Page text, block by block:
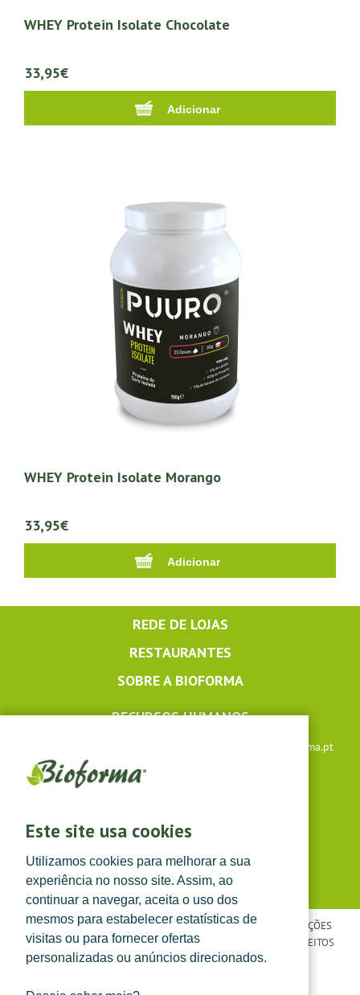
Este site usa cookies
Utilizamos cookies para melhorar a sua
experiência no nosso site. Assim, ao
continuar a navegar, aceita o uso dos
mesmos para estabelecer estatísticas de
visitas ou para fornecer ofertas
personalizadas ou anúncios direcionados.
WHEY Protein Isolate Chocolate
33,95€
WHEY Protein Isolate Morango
33,95€
REDE DE LOJAS
RESTAURANTES
SOBRE A BIOFORMA
RECURSOS HUMANOS
lojaonline@bioforma.pt
(dias úteis das 8h30 às 13h e das 14h às 17h30)
POLÍTICA DE PRIVACIDADE|TERMOS E CONDIÇÕES
CONDIÇÕES
GERAIS DE VENDA | ©TOPFARMA, LDA. 2022.
TODOS OS DIREITOS
RESERVADOS.